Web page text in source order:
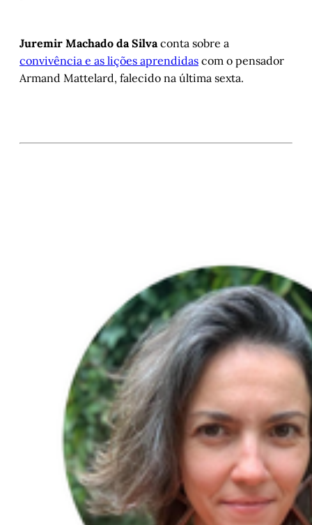
Juremir Machado da Silvaconta sobre a
convivência e as lições aprendidas com o pensador
Armand Mattelard, falecido na última sexta.